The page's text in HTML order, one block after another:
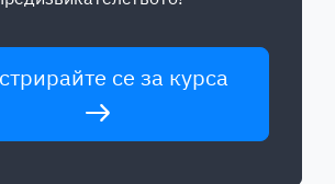
се за курса